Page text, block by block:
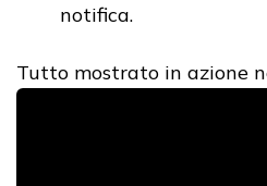
notifica.
Tutto mostrato in azione